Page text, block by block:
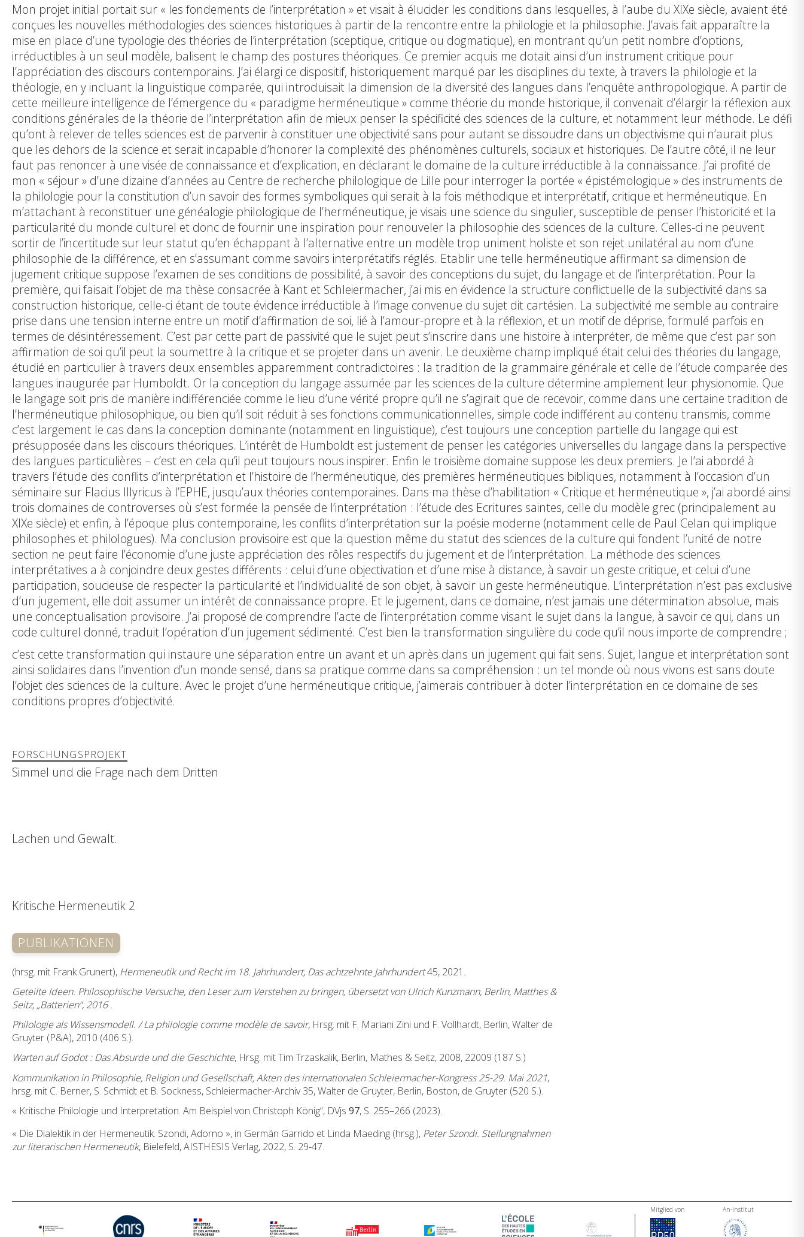
Mon projet initial portait sur « les fondements de l’interprétation » et visait à élucider les conditions dans lesquelles, à l’aube du XIXe siècle, avaient été
conçues les nouvelles méthodologies des sciences historiques à partir de la rencontre entre la philologie et la philosophie. J’avais fait apparaître la
mise en place d’une typologie des théories de l’interprétation (sceptique, critique ou dogmatique), en montrant qu’un petit nombre d’options,
irréductibles à un seul modèle, balisent le champ des postures théoriques. Ce premier acquis me dotait ainsi d’un instrument critique pour
l’appréciation des discours contemporains. J’ai élargi ce dispositif, historiquement marqué par les disciplines du texte, à travers la philologie et la
théologie, en y incluant la linguistique comparée, qui introduisait la dimension de la diversité des langues dans l’enquête anthropologique. A partir de
cette meilleure intelligence de l’émergence du « paradigme herméneutique » comme théorie du monde historique, il convenait d’élargir la réflexion aux
conditions générales de la théorie de l’interprétation afin de mieux penser la spécificité des sciences de la culture, et notamment leur méthode. Le défi
qu’ont à relever de telles sciences est de parvenir à constituer une objectivité sans pour autant se dissoudre dans un objectivisme qui n’aurait plus
que les dehors de la science et serait incapable d’honorer la complexité des phénomènes culturels, sociaux et historiques. De l’autre côté, il ne leur
faut pas renoncer à une visée de connaissance et d’explication, en déclarant le domaine de la culture irréductible à la connaissance. J’ai profité de
mon « séjour » d’une dizaine d’années au Centre de recherche philologique de Lille pour interroger la portée « épistémologique » des instruments de
la philologie pour la constitution d’un savoir des formes symboliques qui serait à la fois méthodique et interprétatif, critique et herméneutique. En
m’attachant à reconstituer une généalogie philologique de l’herméneutique, je visais une science du singulier, susceptible de penser l’historicité et la
particularité du monde culturel et donc de fournir une inspiration pour renouveler la philosophie des sciences de la culture. Celles-ci ne peuvent
sortir de l’incertitude sur leur statut qu’en échappant à l’alternative entre un modèle trop uniment holiste et son rejet unilatéral au nom d’une
philosophie de la différence, et en s’assumant comme savoirs interprétatifs réglés. Etablir une telle herméneutique affirmant sa dimension de
jugement critique suppose l’examen de ses conditions de possibilité, à savoir des conceptions du sujet, du langage et de l’interprétation. Pour la
première, qui faisait l’objet de ma thèse consacrée à Kant et Schleiermacher, j’ai mis en évidence la structure conflictuelle de la subjectivité dans sa
construction historique, celle-ci étant de toute évidence irréductible à l’image convenue du sujet dit cartésien. La subjectivité me semble au contraire
prise dans une tension interne entre un motif d’affirmation de soi, lié à l’amour-propre et à la réflexion, et un motif de déprise, formulé parfois en
termes de désintéressement. C’est par cette part de passivité que le sujet peut s’inscrire dans une histoire à interpréter, de même que c’est par son
affirmation de soi qu’il peut la soumettre à la critique et se projeter dans un avenir. Le deuxième champ impliqué était celui des théories du langage,
étudié en particulier à travers deux ensembles apparemment contradictoires : la tradition de la grammaire générale et celle de l’étude comparée des
langues inaugurée par Humboldt. Or la conception du langage assumée par les sciences de la culture détermine amplement leur physionomie. Que
le langage soit pris de manière indifférenciée comme le lieu d’une vérité propre qu’il ne s’agirait que de recevoir, comme dans une certaine tradition de
l’herméneutique philosophique, ou bien qu’il soit réduit à ses fonctions communicationnelles, simple code indifférent au contenu transmis, comme
c’est largement le cas dans la conception dominante (notamment en linguistique), c’est toujours une conception partielle du langage qui est
présupposée dans les discours théoriques. L’intérêt de Humboldt est justement de penser les catégories universelles du langage dans la perspective
des langues particulières – c’est en cela qu’il peut toujours nous inspirer. Enfin le troisième domaine suppose les deux premiers. Je l’ai abordé à
travers l’étude des conflits d’interprétation et l’histoire de l’herméneutique, des premières herméneutiques bibliques, notamment à l’occasion d’un
séminaire sur Flacius Illyricus à l’EPHE, jusqu’aux théories contemporaines. Dans ma thèse d’habilitation « Critique et herméneutique », j’ai abordé ainsi
trois domaines de controverses où s’est formée la pensée de l’interprétation : l’étude des Ecritures saintes, celle du modèle grec (principalement au
XIXe siècle) et enfin, à l’époque plus contemporaine, les conflits d’interprétation sur la poésie moderne (notamment celle de Paul Celan qui implique
philosophes et philologues). Ma conclusion provisoire est que la question même du statut des sciences de la culture qui fondent l’unité de notre
section ne peut faire l’économie d’une juste appréciation des rôles respectifs du jugement et de l’interprétation. La méthode des sciences
interprétatives a à conjoindre deux gestes différents : celui d’une objectivation et d’une mise à distance, à savoir un geste critique, et celui d’une
participation, soucieuse de respecter la particularité et l’individualité de son objet, à savoir un geste herméneutique. L’interprétation n’est pas exclusive
d’un jugement, elle doit assumer un intérêt de connaissance propre. Et le jugement, dans ce domaine, n’est jamais une détermination absolue, mais
une conceptualisation provisoire. J’ai proposé de comprendre l’acte de l’interprétation comme visant le sujet dans la langue, à savoir ce qui, dans un
code culturel donné, traduit l’opération d’un jugement sédimenté. C’est bien la transformation singulière du code qu’il nous importe de comprendre ;
c’est cette transformation qui instaure une séparation entre un avant et un après dans un jugement qui fait sens. Sujet, langue et interprétation sont
ainsi solidaires dans l’invention d’un monde sensé, dans sa pratique comme dans sa compréhension : un tel monde où nous vivons est sans doute
l’objet des sciences de la culture. Avec le projet d’une herméneutique critique, j’aimerais contribuer à doter l’interprétation en ce domaine de ses
conditions propres d’objectivité.
FORSCHUNGSPROJEKT
Simmel und die Frage nach dem Dritten
Lachen und Gewalt.
Kritische Hermeneutik 2
PUBLIKATIONEN
(hrsg. mit Frank Grunert), Hermeneutik und Recht im 18. Jahrhundert, Das achtzehnte Jahrhundert45, 2021 .
Geteilte Ideen. Philosophische Versuche, den Leser zum Verstehen zu bringen, übersetzt von Ulrich Kunzmann, Berlin, Matthes &
Seitz, „Batterien“, 2016 .
Philologie als Wissensmodell. / La philologie comme modèle de savoir, Hrsg. mit F. Mariani Zini und F. Vollhardt, Berlin, Walter de
Gruyter (P&A), 2010 (406 S.).
Warten auf Godot : Das Absurde und die Geschichte, Hrsg. mit Tim Trzaskalik, Berlin, Mathes & Seitz, 2008, 22009 (187 S.)
Kommunikation in Philosophie, Religion und Gesellschaft, Akten des internationalen Schleiermacher-Kongress 25-29. Mai 2021,
hrsg. mit C. Berner, S. Schmidt et B. Sockness, Schleiermacher-Archiv 35, Walter de Gruyter, Berlin, Boston, de Gruyter (520 S.).
« Kritische Philologie und Interpretation. Am Beispiel von Christoph König“, DVjs 97, S. 255–266 (2023).
« Die Dialektik in der Hermeneutik. Szondi, Adorno », in Germán Garrido et Linda Maeding (hrsg.), Peter Szondi. Stellungnahmen
zur literarischen Hermeneutik, Bielefeld, AISTHESIS Verlag, 2022, S. 29-47.
Mitglied von An-Institut